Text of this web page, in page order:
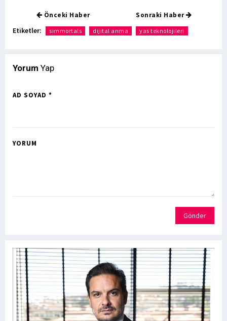
Önceki Haber Sonraki Haber
Etiketler: simmortals dijital anma yas teknolojileri
Yorum Yap
AD SOYAD *
YORUM
Gönder